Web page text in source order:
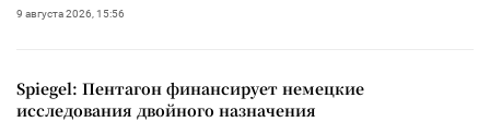
9 августа 2026, 15:56
Spiegel: Пентагон финансирует немецкие
исследования двойного назначения